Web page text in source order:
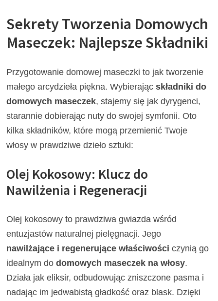
Sekrety Tworzenia Domowych
Maseczek: Najlepsze Składniki
Przygotowanie domowej maseczki to jak tworzenie
małego arcydzieła piękna. Wybierającskładniki do
domowych maseczek, stajemy się jak dyrygenci,
starannie dobierając nuty do swojej symfonii. Oto
kilka składników, które mogą przemienić Twoje
włosy w prawdziwe dzieło sztuki:
Olej Kokosowy: Klucz do
Nawilżenia i Regeneracji
Olej kokosowy to prawdziwa gwiazda wśród
entuzjastów naturalnej pielęgnacji. Jego
nawilżające i regenerujące właściwości czynią go
idealnym dodomowych maseczek na włosy.
Działa jak eliksir, odbudowując zniszczone pasma i
nadając im jedwabistą gładkość oraz blask. Dzięki